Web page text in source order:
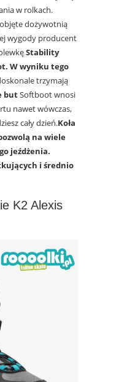
w rolkach.
objęte dożywotnią
wygody producent
Stability
W wyniku tego
trzymają
butSoftboot wnosi
nawet wówczas,
cały dzień.Koła
na wiele
jeźdżenia.
i średnio
K2 Alexis